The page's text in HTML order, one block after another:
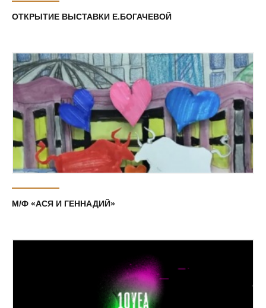
ОТКРЫТИЕ ВЫСТАВКИ Е.БОГАЧЕВОЙ
М/Ф «АСЯ И ГЕННАДИЙ»